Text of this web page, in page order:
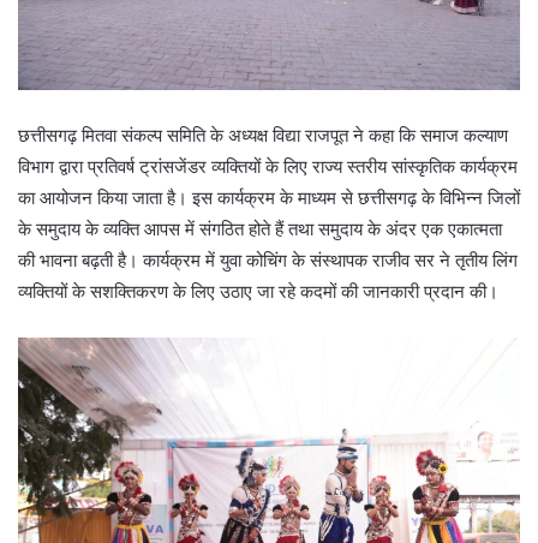
छत्तीसगढ़ मितवा संकल्प समिति के अध्यक्ष विद्या राजपूत ने कहा कि समाज कल्याण
विभाग द्वारा प्रतिवर्ष ट्रांसजेंडर व्यक्तियों के लिए राज्य स्तरीय सांस्कृतिक कार्यक्रम
का आयोजन किया जाता है। इस कार्यक्रम के माध्यम से छत्तीसगढ़ के विभिन्न जिलों
के समुदाय के व्यक्ति आपस में संगठित होते हैं तथा समुदाय के अंदर एक एकात्मता
की भावना बढ़ती है। कार्यक्रम में युवा कोचिंग के संस्थापक राजीव सर ने तृतीय लिंग
व्यक्तियों के सशक्तिकरण के लिए उठाए जा रहे कदमों की जानकारी प्रदान की।